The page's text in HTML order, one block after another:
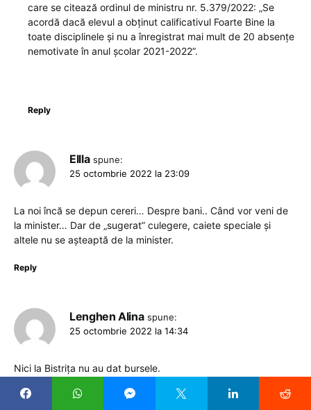
care se citează ordinul de ministru nr. 5.379/2022: „Se
acordă dacă elevul a obținut calificativul Foarte Bine la
toate disciplinele și nu a înregistrat mai mult de 20 absențe
nemotivate în anul școlar 2021-2022”.
Reply
Ellla spune:
25 octombrie 2022 la 23:09
La noi încă se depun cereri… Despre bani.. Când vor veni de
la minister… Dar de „sugerat” culegere, caiete speciale și
altele nu se așteaptă de la minister.
Reply
Lenghen Alina spune:
25 octombrie 2022 la 14:34
Nici la Bistrița nu au dat bursele.
Reply